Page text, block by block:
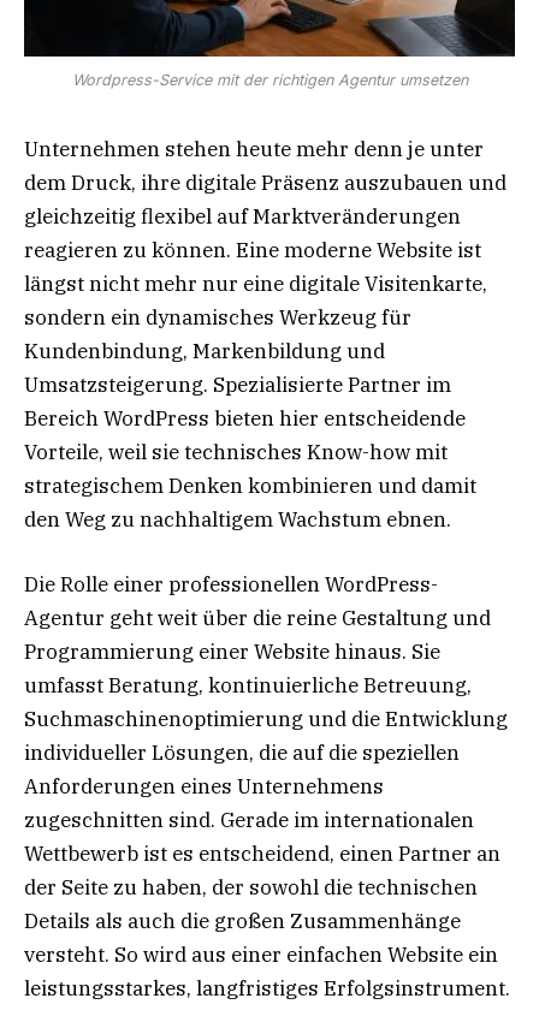
Wordpress-Service mit der richtigen Agentur umsetzen
Unternehmen stehen heute mehr denn je unter
dem Druck, ihre digitale Präsenz auszubauen und
gleichzeitig flexibel auf Marktveränderungen
reagieren zu können. Eine moderne Website ist
längst nicht mehr nur eine digitale Visitenkarte,
sondern ein dynamisches Werkzeug für
Kundenbindung, Markenbildung und
Umsatzsteigerung. Spezialisierte Partner im
Bereich WordPress bieten hier entscheidende
Vorteile, weil sie technisches Know-how mit
strategischem Denken kombinieren und damit
den Weg zu nachhaltigem Wachstum ebnen.
Die Rolle einer professionellen WordPress-
Agentur geht weit über die reine Gestaltung und
Programmierung einer Website hinaus. Sie
umfasst Beratung, kontinuierliche Betreuung,
Suchmaschinenoptimierung und die Entwicklung
individueller Lösungen, die auf die speziellen
Anforderungen eines Unternehmens
zugeschnitten sind. Gerade im internationalen
Wettbewerb ist es entscheidend, einen Partner an
der Seite zu haben, der sowohl die technischen
Details als auch die großen Zusammenhänge
versteht. So wird aus einer einfachen Website ein
leistungsstarkes, langfristiges Erfolgsinstrument.